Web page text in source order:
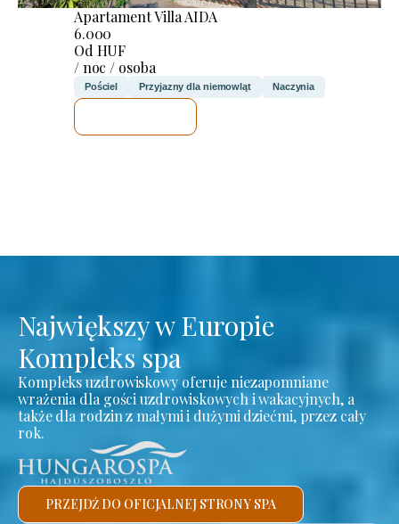
Apartament Villa AIDA
6.000
Od HUF
/ noc / osoba
Pościel Przyjazny dla niemowląt Naczynia
Największy w Europie
Kompleks spa
Kompleks uzdrowiskowy oferuje niezapomniane
wrażenia dla gości uzdrowiskowych i wakacyjnych, a
także dla rodzin z małymi i dużymi dziećmi, przez cały
rok.
PRZEJDŹ DO OFICJALNEJ STRONY SPA